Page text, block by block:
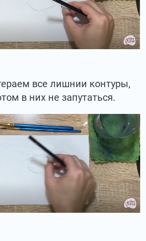
все лишнии контуры,
в них не запутаться.